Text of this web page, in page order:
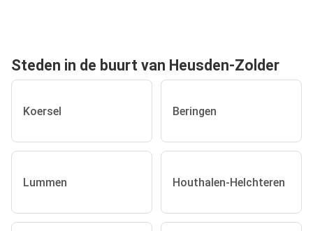
Steden in de buurt van Heusden-Zolder
Koersel Beringen
Lummen Houthalen-Helchteren